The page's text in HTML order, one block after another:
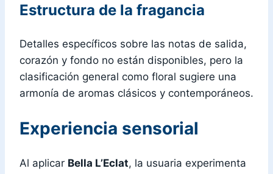
Estructura de la fragancia
Detalles específicos sobre las notas de salida,
corazón y fondo no están disponibles, pero la
clasificación general como floral sugiere una
armonía de aromas clásicos y contemporáneos.
Experiencia sensorial
Al aplicar Bella L’Eclat, la usuaria experimenta